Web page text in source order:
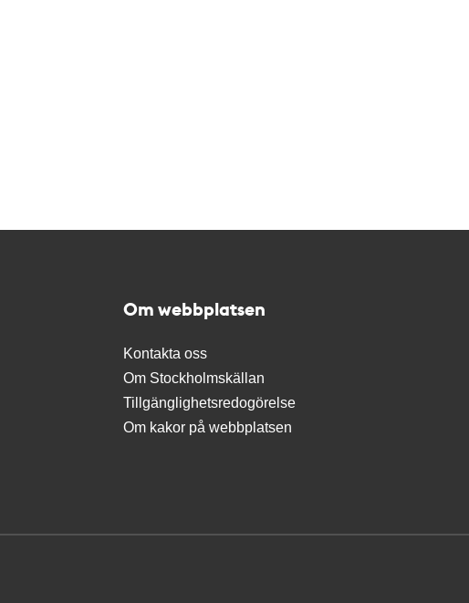
Om webbplatsen
Kontakta oss
Om Stockholmskällan
Tillgänglighetsredogörelse
Om kakor på webbplatsen